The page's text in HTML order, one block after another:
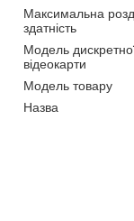
Максимальна
здатність
Модель
відеокарти
Модель товару
Назва